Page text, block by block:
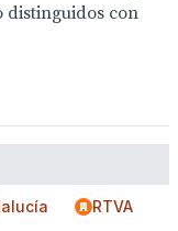
distinguidos con
RTVA